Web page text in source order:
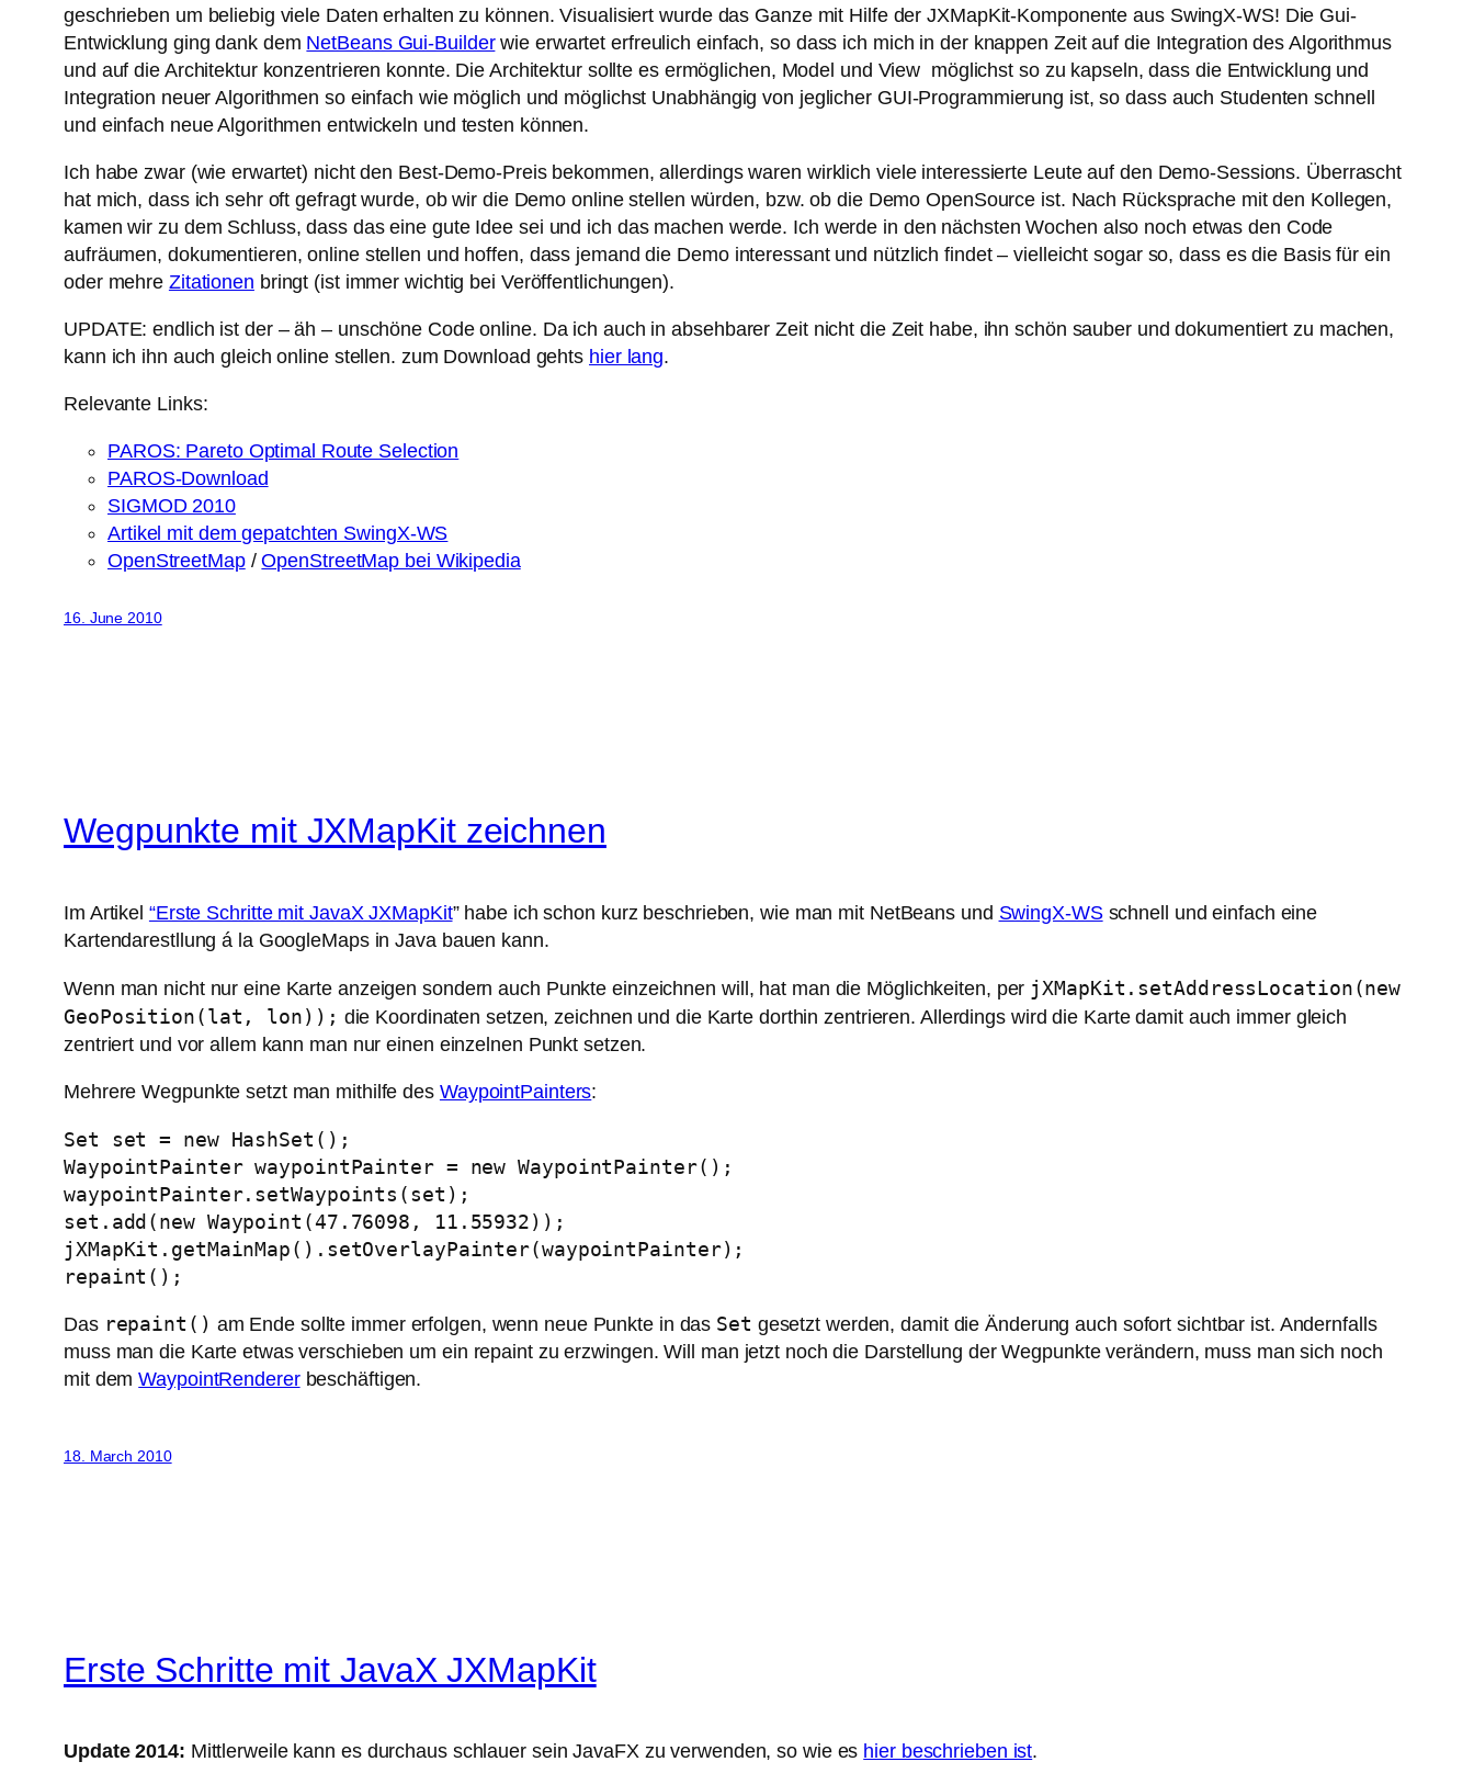
geschrieben um beliebig viele Daten erhalten zu können. Visualisiert wurde das Ganze mit Hilfe der JXMapKit-Komponente aus SwingX-WS! Die Gui-
Entwicklung ging dank dem NetBeans Gui-Builderwie erwartet erfreulich einfach, so dass ich mich in der knappen Zeit auf die Integration des Algorithmus
und auf die Architektur konzentrieren konnte. Die Architektur sollte es ermöglichen, Model und View möglichst so zu kapseln, dass die Entwicklung und
Integration neuer Algorithmen so einfach wie möglich und möglichst Unabhängig von jeglicher GUI-Programmierung ist, so dass auch Studenten schnell
und einfach neue Algorithmen entwickeln und testen können.
Ich habe zwar (wie erwartet) nicht den Best-Demo-Preis bekommen, allerdings waren wirklich viele interessierte Leute auf den Demo-Sessions. Überrascht
hat mich, dass ich sehr oft gefragt wurde, ob wir die Demo online stellen würden, bzw. ob die Demo OpenSource ist. Nach Rücksprache mit den Kollegen,
kamen wir zu dem Schluss, dass das eine gute Idee sei und ich das machen werde. Ich werde in den nächsten Wochen also noch etwas den Code
aufräumen, dokumentieren, online stellen und hoffen, dass jemand die Demo interessant und nützlich findet – vielleicht sogar so, dass es die Basis für ein
oder mehre Zitationen bringt (ist immer wichtig bei Veröffentlichungen).
UPDATE: endlich ist der – äh – unschöne Code online. Da ich auch in absehbarer Zeit nicht die Zeit habe, ihn schön sauber und dokumentiert zu machen,
kann ich ihn auch gleich online stellen. zum Download gehts hier lang.
Relevante Links:
PAROS: Pareto Optimal Route Selection
PAROS-Download
SIGMOD 2010
Artikel mit dem gepatchten SwingX-WS
OpenStreetMap/OpenStreetMap bei Wikipedia
16. June 2010
Wegpunkte mit JXMapKit zeichnen
Im Artikel “Erste Schritte mit JavaX JXMapKit” habe ich schon kurz beschrieben, wie man mit NetBeans und SwingX-WSschnell und einfach eine
Kartendarestllung á la GoogleMaps in Java bauen kann.
Wenn man nicht nur eine Karte anzeigen sondern auch Punkte einzeichnen will, hat man die Möglichkeiten, per jXMapKit.setAddressLocation(new
GeoPosition(lat, lon)); die Koordinaten setzen, zeichnen und die Karte dorthin zentrieren. Allerdings wird die Karte damit auch immer gleich
zentriert und vor allem kann man nur einen einzelnen Punkt setzen.
Mehrere Wegpunkte setzt man mithilfe des WaypointPainters:
Set set = new HashSet();
WaypointPainter waypointPainter = new WaypointPainter();
waypointPainter.setWaypoints(set);
set.add(new Waypoint(47.76098, 11.55932));
jXMapKit.getMainMap().setOverlayPainter(waypointPainter);
repaint();
Das repaint() am Ende sollte immer erfolgen, wenn neue Punkte in das Set gesetzt werden, damit die Änderung auch sofort sichtbar ist. Andernfalls
muss man die Karte etwas verschieben um ein repaint zu erzwingen. Will man jetzt noch die Darstellung der Wegpunkte verändern, muss man sich noch
mit demWaypointRendererbeschäftigen.
18. March 2010
Erste Schritte mit JavaX JXMapKit
Update 2014: Mittlerweile kann es durchaus schlauer sein JavaFX zu verwenden, so wie es hier beschrieben ist.